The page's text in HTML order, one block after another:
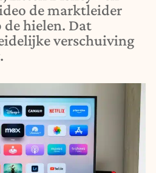
de marktleider
de hielen. Dat
verschuiving